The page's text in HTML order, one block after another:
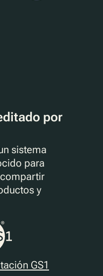
por
sistema
para
y
GS1